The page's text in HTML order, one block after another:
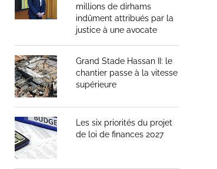
millions de dirhams
indûment attribués par la
justice à une avocate
Grand Stade Hassan II: le
chantier passe à la vitesse
supérieure
Les six priorités du projet
de loi de finances 2027